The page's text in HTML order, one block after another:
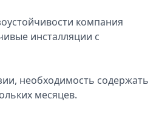
компания
инсталляции с
необходимость содержать
месяцев.